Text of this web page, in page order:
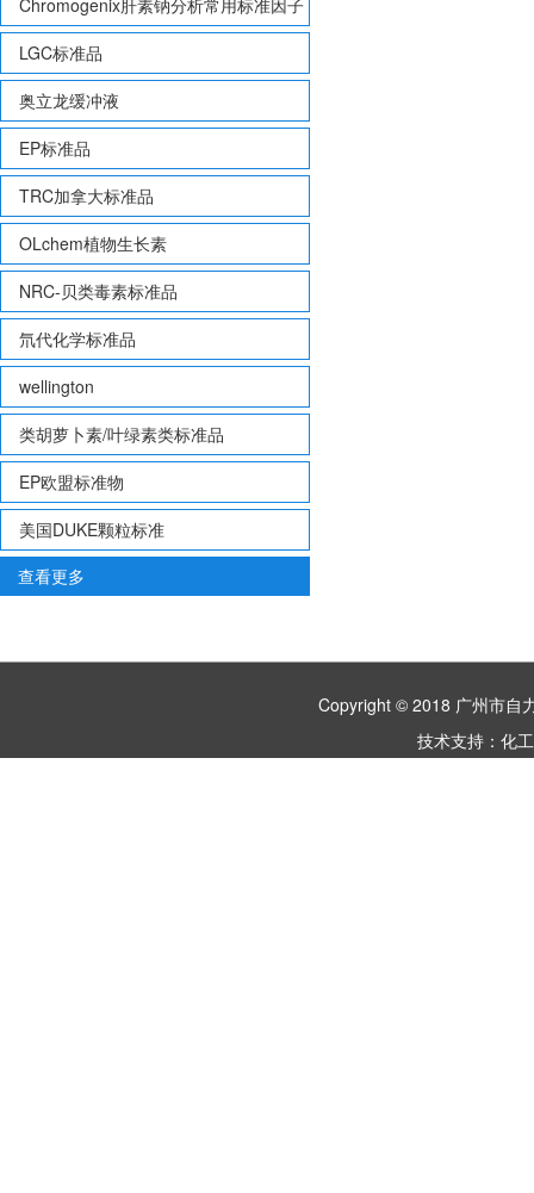
Chromogenix肝素钠分析常用标准因子
LGC标准品
奥立龙缓冲液
EP标准品
TRC加拿大标准品
OLchem植物生长素
NRC-贝类毒素标准品
氘代化学标准品
wellington
类胡萝卜素/叶绿素类标准品
EP欧盟标准物
美国DUKE颗粒标准
查看更多
Copyright © 2018 广州市
技术支持： 化